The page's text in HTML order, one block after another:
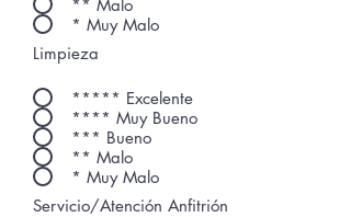
** Malo
* Muy Malo
Limpieza
***** Excelente
**** Muy Bueno
*** Bueno
** Malo
* Muy Malo
Servicio/Atención Anfitrión